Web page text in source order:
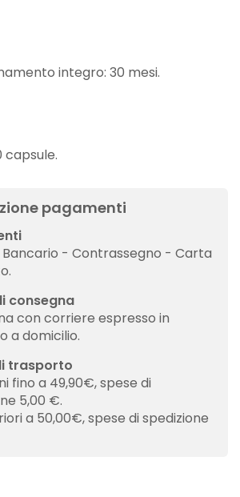
integro: 30 mesi.
capsule.
pagamenti
Bancario - Contrassegno - Carta
consegna
con corriere espresso in
a domicilio.
trasporto
fino a 49,90€, spese di
5,00 €.
a 50,00€, spese di spedizione